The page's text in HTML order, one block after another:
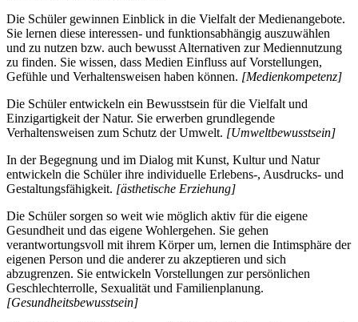
Die Schüler gewinnen Einblick in die Vielfalt der Medienangebote.
Sie lernen diese interessen- und funktionsabhängig auszuwählen
und zu nutzen bzw. auch bewusst Alternativen zur Mediennutzung
zu finden. Sie wissen, dass Medien Einfluss auf Vorstellungen,
Gefühle und Verhaltensweisen haben können. [Medienkompetenz]
Die Schüler entwickeln ein Bewusstsein für die Vielfalt und
Einzigartigkeit der Natur. Sie erwerben grundlegende
Verhaltensweisen zum Schutz der Umwelt. [Umweltbewusstsein]
In der Begegnung und im Dialog mit Kunst, Kultur und Natur
entwickeln die Schüler ihre individuelle Erlebens-, Ausdrucks- und
Gestaltungsfähigkeit. [ästhetische Erziehung]
Die Schüler sorgen so weit wie möglich aktiv für die eigene
Gesundheit und das eigene Wohlergehen. Sie gehen
verantwortungsvoll mit ihrem Körper um, lernen die Intimsphäre der
eigenen Person und die anderer zu akzeptieren und sich
abzugrenzen. Sie entwickeln Vorstellungen zur persönlichen
Geschlechterrolle, Sexualität und Familienplanung.
[Gesundheitsbewusstsein]